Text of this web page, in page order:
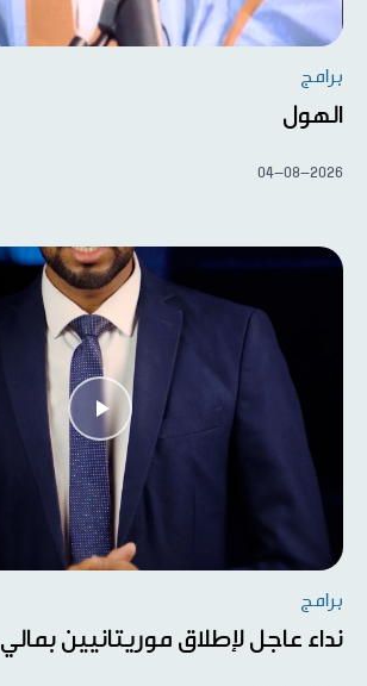
برامج
الهول
04-08-2026
برامج
نداء عاجل لإطلاق موريتانيين بمالي